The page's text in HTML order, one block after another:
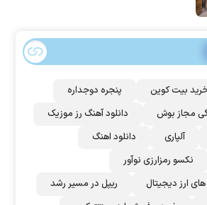
بیت کوین
پنجره دوجداره
مجاز بوش
دانلود آهنگ رز‌ موزیک
آلپاری
دانلود اهنگ
نکسو رمزارزی نوآور
ارز دیجیتال
ریپل در مسیر رشد